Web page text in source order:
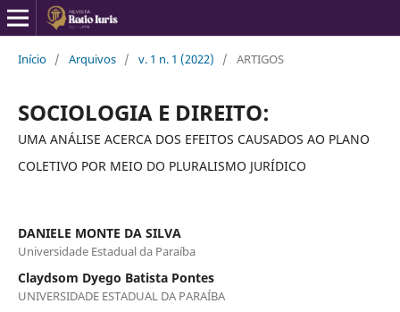
Início / Arquivos / v. 1 n. 1 (2022) / ARTIGOS
SOCIOLOGIA E DIREITO:
UMA ANÁLISE ACERCA DOS EFEITOS CAUSADOS AO PLANO
COLETIVO POR MEIO DO PLURALISMO JURÍDICO
DANIELE MONTE DA SILVA
Universidade Estadual da Paraíba
Claydsom Dyego Batista Pontes
UNIVERSIDADE ESTADUAL DA PARAÍBA